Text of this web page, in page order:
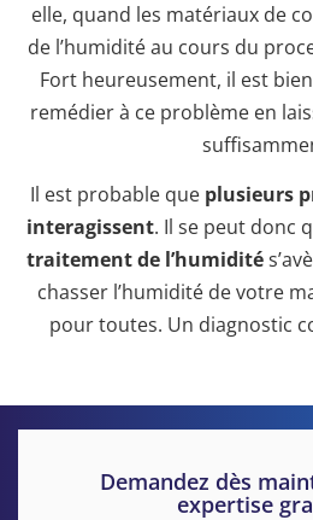
elle, quand les matériaux de
de l’humidité au cours du
Fort heureusement, il est
remédier à ce problème en
Il est probable que plusieurs
interagissent. Il se peut donc
traitement de l’humidité
chasser l’humidité de votre
pour toutes. Un diagnostic
Demandez dès
expertise